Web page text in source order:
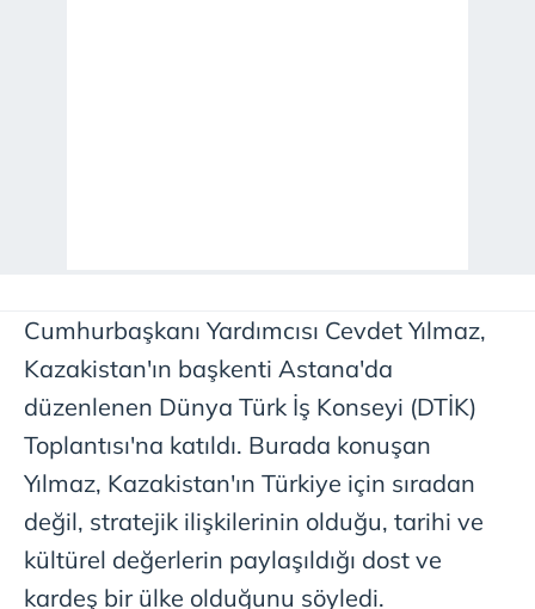
Cumhurbaşkanı Yardımcısı Cevdet Yılmaz,
Kazakistan'ın başkenti Astana'da
düzenlenen Dünya Türk İş Konseyi (DTİK)
Toplantısı'na katıldı. Burada konuşan
Yılmaz, Kazakistan'ın Türkiye için sıradan
değil, stratejik ilişkilerinin olduğu, tarihi ve
kültürel değerlerin paylaşıldığı dost ve
kardeş bir ülke olduğunu söyledi.